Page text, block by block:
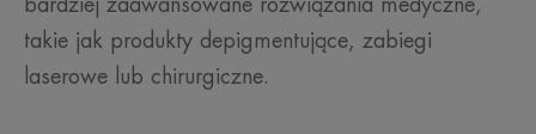
bardziej zaawansowane rozwiązania medyczne,
takie jak produkty depigmentujące, zabiegi
laserowe lub chirurgiczne.